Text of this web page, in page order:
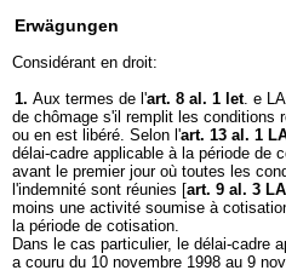
Erwägungen
Considérant en droit:
1. Aux termes de l'art. 8 al. 1 let. e
de chômage s'il remplit les conditions
ou en est libéré. Selon l'art. 13 al. 1
délai-cadre applicable à la période de
avant le premier jour où toutes les
l'indemnité sont réunies [art. 9 al. 3
moins une activité soumise à
la période de cotisation.
Dans le cas particulier, le délai-cadre
a couru du 10 novembre 1998 au 9